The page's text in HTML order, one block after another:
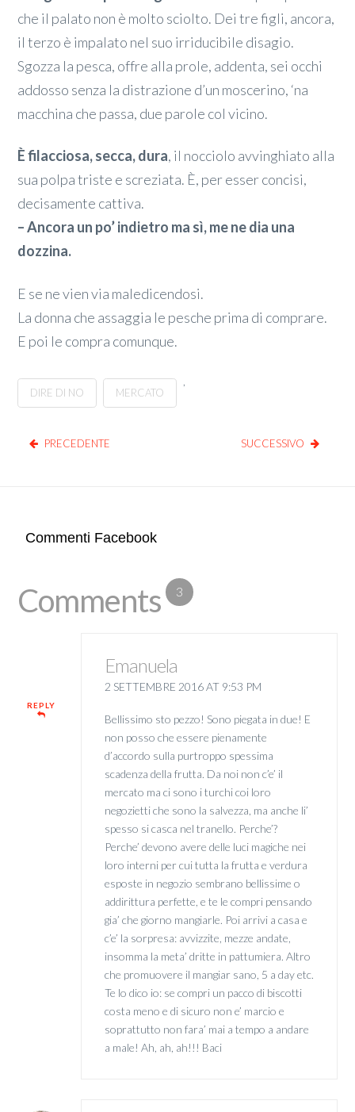
che il palato non è molto sciolto. Dei tre figli, ancora,
il terzo è impalato nel suo irriducibile disagio.
Sgozza la pesca, offre alla prole, addenta, sei occhi
addosso senza la distrazione d’un moscerino, ‘na
macchina che passa, due parole col vicino.
È filacciosa, secca, dura, il nocciolo avvinghiato alla
sua polpa triste e screziata. È, per esser concisi,
decisamente cattiva.
– Ancora un po’ indietro ma sì, me ne dia una
dozzina.
E se ne vien via maledicendosi.
La donna che assaggia le pesche prima di comprare.
E poi le compra comunque.
DIRE DI NO MERCATO
PRECEDENTE SUCCESSIVO
Commenti Facebook
Comments 3
REPLY
Emanuela
2 SETTEMBRE 2016 AT 9:53 PM
Bellissimo sto pezzo! Sono piegata in due! E
non posso che essere pienamente
d’accordo sulla purtroppo spessima
scadenza della frutta. Da noi non c’e’ il
mercato ma ci sono i turchi coi loro
negozietti che sono la salvezza, ma anche li’
spesso si casca nel tranello. Perche’?
Perche’ devono avere delle luci magiche nei
loro interni per cui tutta la frutta e verdura
esposte in negozio sembrano bellissime o
addirittura perfette, e te le compri pensando
gia’ che giorno mangiarle. Poi arrivi a casa e
c’e’ la sorpresa: avvizzite, mezze andate,
insomma la meta’ dritte in pattumiera. Altro
che promuovere il mangiar sano, 5 a day etc.
Te lo dico io: se compri un pacco di biscotti
costa meno e di sicuro non e’ marcio e
soprattutto non fara’ mai a tempo a andare
a male! Ah, ah, ah!!! Baci